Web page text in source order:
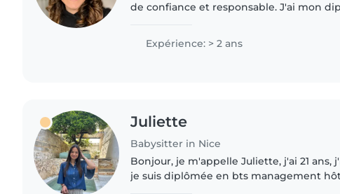
de confiance et responsable. J'ai mon
Expérience: > 2 ans
Juliette
Babysitter in Nice
Bonjour, je m'appelle Juliette, j'ai 21 ans,
je suis diplômée en bts management